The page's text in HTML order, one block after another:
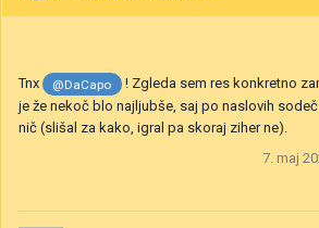
Tnx @DaCapo
! Zgleda sem res konkretno
je že nekoč blo najljubše, saj po naslovih
nič (slišal za kako, igral pa skoraj ziher ne).
7. maj